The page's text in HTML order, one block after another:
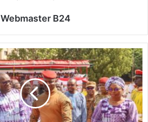
Webmaster B24